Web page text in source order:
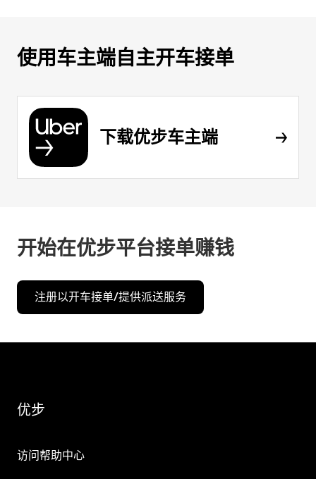
使用车主端自主开车接单
下载优步车主端
开始在优步平台接单赚钱
注册以开车接单/提供派送服务
优步
访问帮助中心